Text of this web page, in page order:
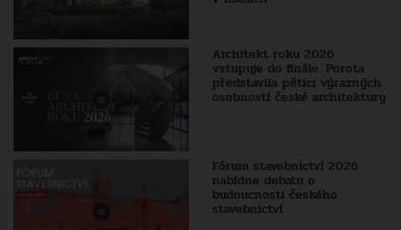
Architekt roku 2026
vstupuje do finále. Porota
představila pětici výrazných
osobností české architektury
Fórum stavebnictví 2026
nabídne debatu o
budoucnosti českého
stavebnictví